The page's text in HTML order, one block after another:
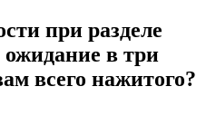
при разделе
в три
всего нажитого?